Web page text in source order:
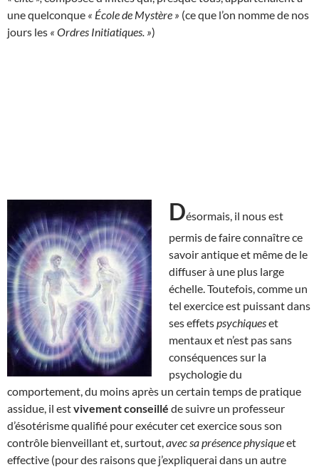
une quelconque « École de Mystère » (ce que l’on nomme de nos
jours les « Ordres Initiatiques. »)
Désormais, il nous est
permis de faire connaître ce
savoir antique et même de le
diffuser à une plus large
échelle. Toutefois, comme un
tel exercice est puissant dans
ses effetspsychiqueset
mentaux et n’est pas sans
conséquences sur la
psychologie du
comportement, du moins après un certain temps de pratique
assidue, il estvivement conseillé de suivre un professeur
d’ésotérisme qualifié pour exécuter cet exercice sous son
contrôle bienveillant et, surtout, avec sa présence physiqueet
effective (pour des raisons que j’expliquerai dans un autre